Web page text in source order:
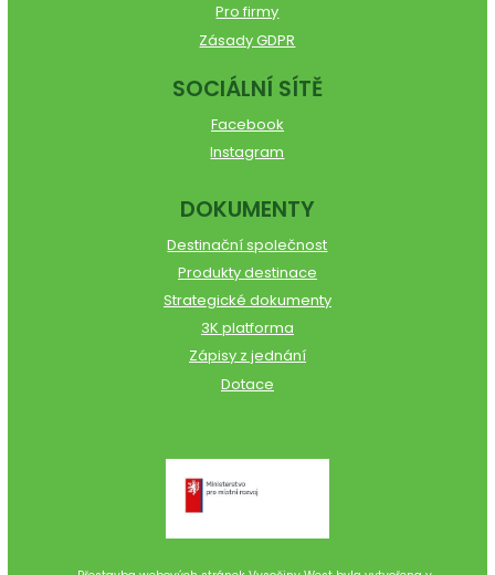
Pro firmy
Zásady GDPR
SOCIÁLNÍ SÍTĚ
Facebook
Instagram
DOKUMENTY
Destinační společnost
Produkty destinace
Strategické dokumenty
3K platforma
Zápisy z jednání
Dotace